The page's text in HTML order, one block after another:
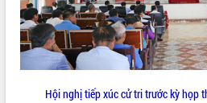
ĐIỂM TIN VĂN BẢN
QUY HOẠCH - KẾ HOẠCH
Hội nghị tiếp xúc cử tri trước kỳ họp